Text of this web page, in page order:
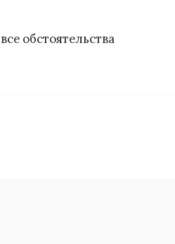
обстоятельства